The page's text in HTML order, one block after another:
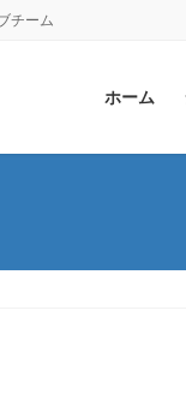
チーム
ホーム